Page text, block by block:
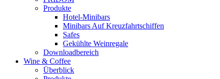
Produkte
Hotel-Minibars
Minibars Auf Kreuzfahrtschiffen
Safes
Gekühlte Weinregale
Downloadbereich
Wine & Coffee
Überblick